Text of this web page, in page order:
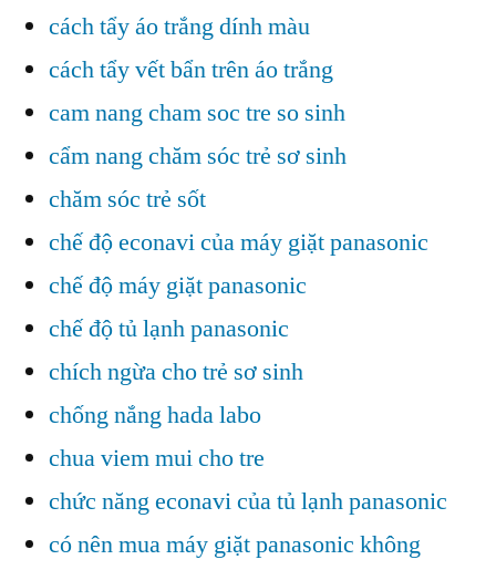
cách tẩy áo trắng dính màu
cách tẩy vết bẩn trên áo trắng
cam nang cham soc tre so sinh
cẩm nang chăm sóc trẻ sơ sinh
chăm sóc trẻ sốt
chế độ econavi của máy giặt panasonic
chế độ máy giặt panasonic
chế độ tủ lạnh panasonic
chích ngừa cho trẻ sơ sinh
chống nắng hada labo
chua viem mui cho tre
chức năng econavi của tủ lạnh panasonic
có nên mua máy giặt panasonic không